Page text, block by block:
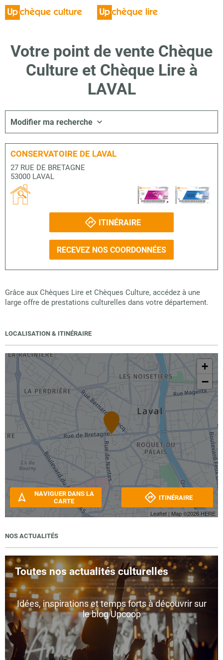
Votre point de vente Chèque
Culture et Chèque Lire à
LAVAL
Modifier ma recherche
CONSERVATOIRE DE LAVAL
27 RUE DE BRETAGNE
53000 LAVAL
ITINÉRAIRE
RECEVEZ NOS COORDONNÉES
Grâce aux Chèques Lire et Chèques Culture, accédez à une
large offre de prestations culturelles dans votre département.
LOCALISATION & ITINÉRAIRE
+
−
Leaflet | Map ©2026HERE
NAVIGUER DANS LA
CARTE
ITINÉRAIRE
NOS ACTUALITÉS
Toutes nos actualités culturelles
Idées, inspirations et temps forts à découvrir sur
le blog Upcoop